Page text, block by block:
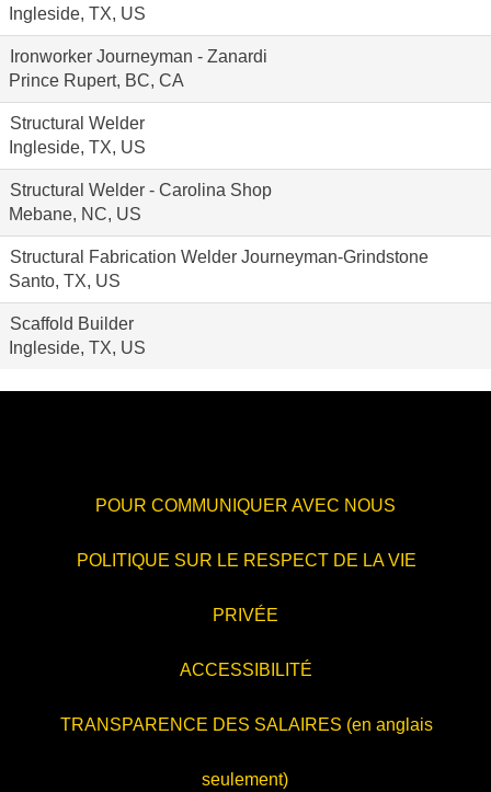
Ingleside, TX, US
Ironworker Journeyman - Zanardi
Prince Rupert, BC, CA
Structural Welder
Ingleside, TX, US
Structural Welder - Carolina Shop
Mebane, NC, US
Structural Fabrication Welder Journeyman-Grindstone
Santo, TX, US
Scaffold Builder
Ingleside, TX, US
POUR COMMUNIQUER AVEC NOUS
POLITIQUE SUR LE RESPECT DE LA VIE
PRIVÉE
ACCESSIBILITÉ
TRANSPARENCE DES SALAIRES (en anglais
seulement)